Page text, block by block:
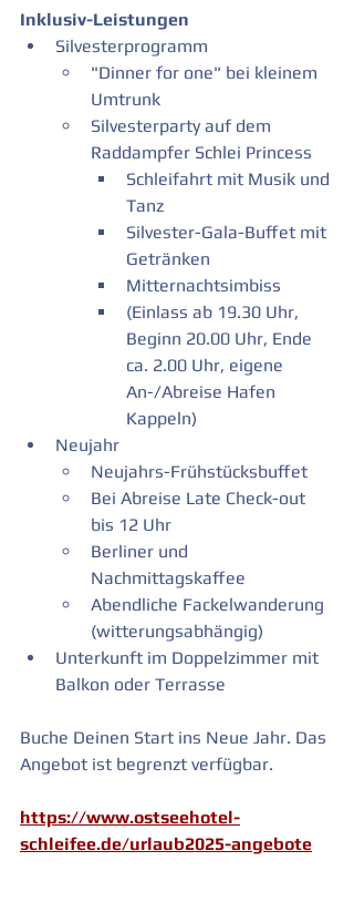
Inklusiv-Leistungen
Silvesterprogramm
"Dinner for one" bei kleinem
Umtrunk
Silvesterparty auf dem
Raddampfer Schlei Princess
Schleifahrt mit Musik und
Tanz
Silvester-Gala-Buffet mit
Getränken
Mitternachtsimbiss
(Einlass ab 19.30 Uhr,
Beginn 20.00 Uhr, Ende
ca. 2.00 Uhr, eigene
An-/Abreise Hafen
Kappeln)
Neujahr
Neujahrs-Frühstücksbuffet
Bei Abreise Late Check-out
bis 12 Uhr
Berliner und
Nachmittagskaffee
Abendliche Fackelwanderung
(witterungsabhängig)
Unterkunft im Doppelzimmer mit
Balkon oder Terrasse
Buche Deinen Start ins Neue Jahr. Das
Angebot ist begrenzt verfügbar.
https://www.ostseehotel-
schleifee.de/urlaub2025-angebote